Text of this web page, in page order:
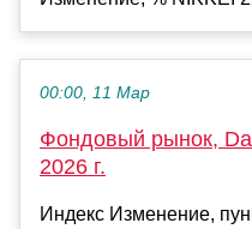
00:00, 11 Мар
Фондовый рынок,
2026 г.
Индекс Изменение,